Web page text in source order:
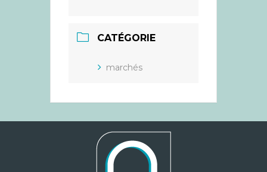
CATÉGORIE
marchés